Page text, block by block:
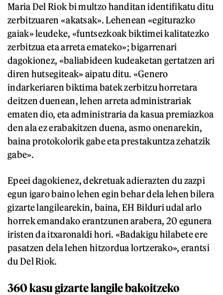
Maria Del Riok bi multzo handitan identifikatu ditu
zerbitzuaren «akatsak». Lehenean «egiturazko
gaiak» leudeke, «funtsezkoak biktimei kalitatezko
zerbitzua eta arreta emateko»; bigarrenari
dagokionez, «baliabideen kudeaketan gertatzen ari
diren hutsegiteak» aipatu ditu. «Genero
indarkeriaren biktima batek zerbitzu horretara
deitzen duenean, lehen arreta administrariak
ematen dio, eta administraria da kasua premiazkoa
den ala ez erabakitzen duena, asmo onenarekin,
baina protokolorik gabe eta prestakuntza zehatzik
gabe».
Epeei dagokienez, dekretuak adierazten du zazpi
egun igaro baino lehen egin behar dela lehen bilera
gizarte langilearekin, baina, EH Bilduri udal arlo
horrek emandako erantzunen arabera, 20 egunera
iristen da itxaronaldi hori. «Badakigu hilabete ere
pasatzen dela lehen hitzordua lortzerako», erantsi
du Del Riok.
360 kasu gizarte langile bakoitzeko